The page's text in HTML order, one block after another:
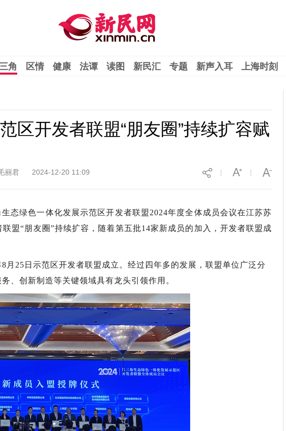
角 区情 健康 法谭 读图 新民汇 专题 新声入耳 上海时刻
区开发者联盟“朋友圈”持续扩容赋
丽君 2024-12-20 11:09 |
|
态绿色一体化发展示范区开发者联盟2024年度全体成员会议在江苏苏
盟“朋友圈”持续扩容，随着第五批14家新成员的加入，开发者联盟成
月25日示范区开发者联盟成立。经过四年多的发展，联盟单位广泛分
、创新制造等关键领域具有龙头引领作用。